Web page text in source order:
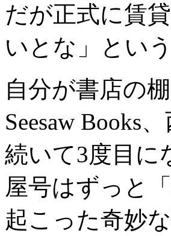
だが正式に賃
いとな」とい
自分が書店の
Seesaw Books
続いて3度目に
屋号はずっと
起こった奇妙